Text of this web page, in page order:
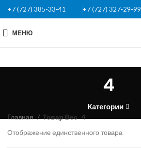
+7 (727) 385-33-41 +7 (727) 327-29-99
МЕНЮ
4
Категории
Главная Товар Вес 4
Отображение единственного товара